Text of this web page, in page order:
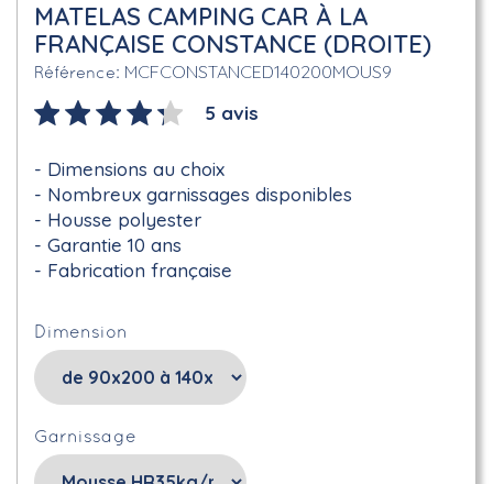
MATELAS CAMPING CAR À LA
FRANÇAISE CONSTANCE (DROITE)
Référence MCFCONSTANCED140200MOUS9
5 avis
Dimensions au choix
Nombreux garnissages disponibles
Housse polyester
Garantie 10 ans
Fabrication française
Dimension
Garnissage